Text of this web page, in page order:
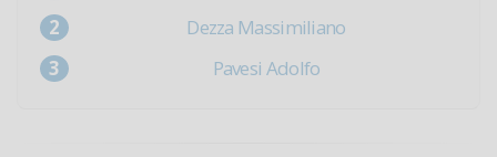
Dezza Massimiliano
Pavesi Adolfo